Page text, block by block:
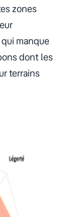
zones
manque
dont les
terrains